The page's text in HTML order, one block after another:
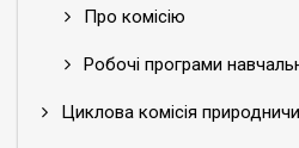
Про комісію
Робочі програми
Циклова комісія